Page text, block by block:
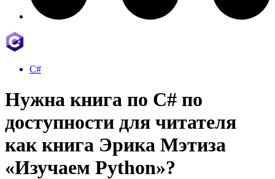
C#
Нужна книга по C# по
доступности для читателя
как книга Эрика Мэтиза
«Изучаем Python»?